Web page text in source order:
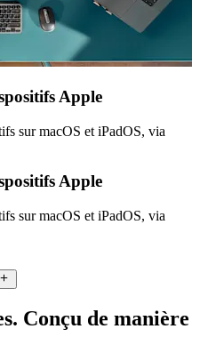
Apple
sur macOS et iPadOS, via
Apple
sur macOS et iPadOS, via
Conçu de manière